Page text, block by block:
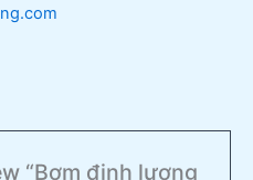
“Bơm định lượng